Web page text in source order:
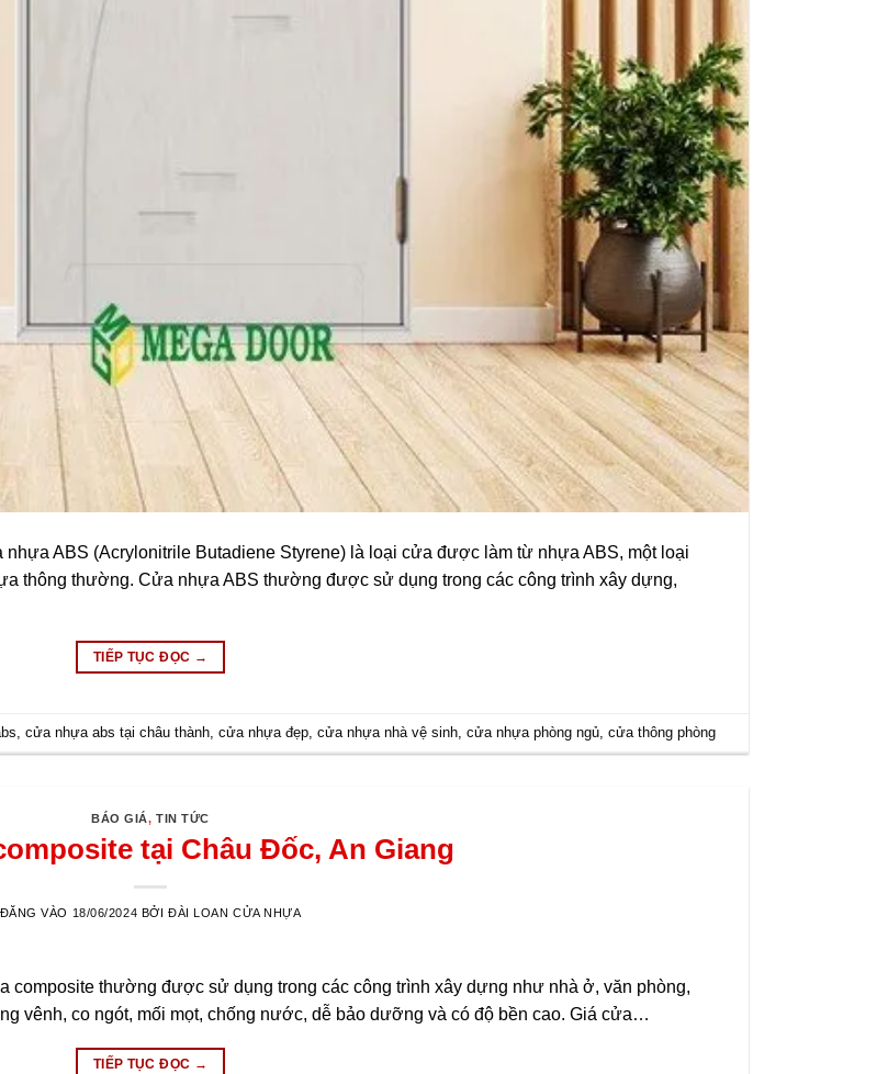
ABS (Acrylonitrile Butadiene Styrene) là loại cửa được làm từ nhựa ABS, một loại
thông thường. Cửa nhựa ABS thường được sử dụng trong các công trình xây dựng,
TIẾP TỤC ĐỌC →
,cửa nhựa abs tại châu thành ,cửa nhựa đẹp ,cửa nhựa nhà vệ sinh ,cửa nhựa phòng ngủ ,cửa thông phòng
BÁO GIÁ,TIN TỨC
tại Châu Đốc, An Giang
ĐĂNG VÀO 18/06/2024 BỞI ĐÀI LOAN CỬA NHỰA
thường được sử dụng trong các công trình xây dựng như nhà ở, văn phòng,
vênh, co ngót, mối mọt, chống nước, dễ bảo dưỡng và có độ bền cao. Giá cửa…
TIẾP TỤC ĐỌC →